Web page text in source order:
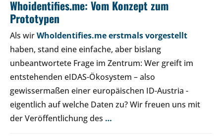
Whoidentifies.me: Vom Konzept zum
Prototypen
Als wirWhoIdentifies.me erstmals vorgestellt
haben, stand eine einfache, aber bislang
unbeantwortete Frage im Zentrum: Wer greift im
entstehenden eIDAS-Ökosystem – also
gewissermaßen einer europäischen ID-Austria -
eigentlich auf welche Daten zu? Wir freuen uns mit
der Veröffentlichung des …